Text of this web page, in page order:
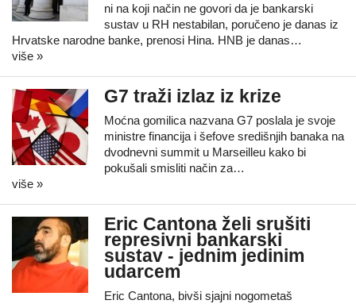
ni na koji način ne govori da je bankarski
sustav u RH nestabilan, poručeno je danas iz
Hrvatske narodne banke, prenosi Hina. HNB je danas…
više »
G7 traži izlaz iz krize
Moćna gomilica nazvana G7 poslala je svoje
ministre financija i šefove središnjih banaka na
dvodnevni summit u Marseilleu kako bi
pokušali smisliti način za…
više »
Eric Cantona želi srušiti
represivni bankarski
sustav - jednim jedinim
udarcem
Eric Cantona, bivši sjajni nogometaš